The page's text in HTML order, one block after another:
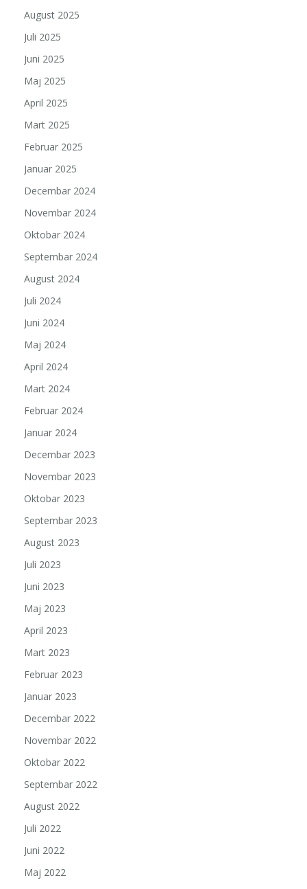
August 2025
Juli 2025
Juni 2025
Maj 2025
April 2025
Mart 2025
Februar 2025
Januar 2025
Decembar 2024
Novembar 2024
Oktobar 2024
Septembar 2024
August 2024
Juli 2024
Juni 2024
Maj 2024
April 2024
Mart 2024
Februar 2024
Januar 2024
Decembar 2023
Novembar 2023
Oktobar 2023
Septembar 2023
August 2023
Juli 2023
Juni 2023
Maj 2023
April 2023
Mart 2023
Februar 2023
Januar 2023
Decembar 2022
Novembar 2022
Oktobar 2022
Septembar 2022
August 2022
Juli 2022
Juni 2022
Maj 2022